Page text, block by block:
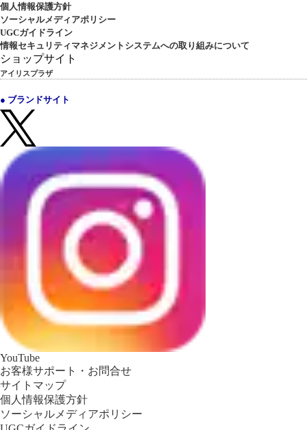
個人情報保護方針
ソーシャルメディアポリシー
UGCガイドライン
情報セキュリティマネジメントシステムへの取り組みについて
ショップサイト
アイリスプラザ
● ブランドサイト
YouTube
お客様サポート・お問合せ
サイトマップ
個人情報保護方針
ソーシャルメディアポリシー